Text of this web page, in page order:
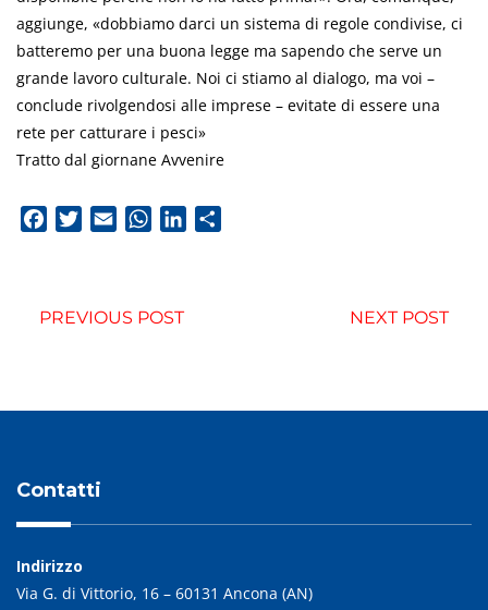
aggiunge, «dobbiamo darci un sistema di regole condivise, ci
batteremo per una buona legge ma sapendo che serve un
grande lavoro culturale. Noi ci stiamo al dialogo, ma voi –
conclude rivolgendosi alle imprese – evitate di essere una
rete per catturare i pesci»
Tratto dal giornane Avvenire
FacebookTwitterEmail WhatsApp
LinkedIn
PREVIOUS POST NEXT POST
Contatti
Indirizzo
Via G. di Vittorio, 16 – 60131 Ancona (AN)